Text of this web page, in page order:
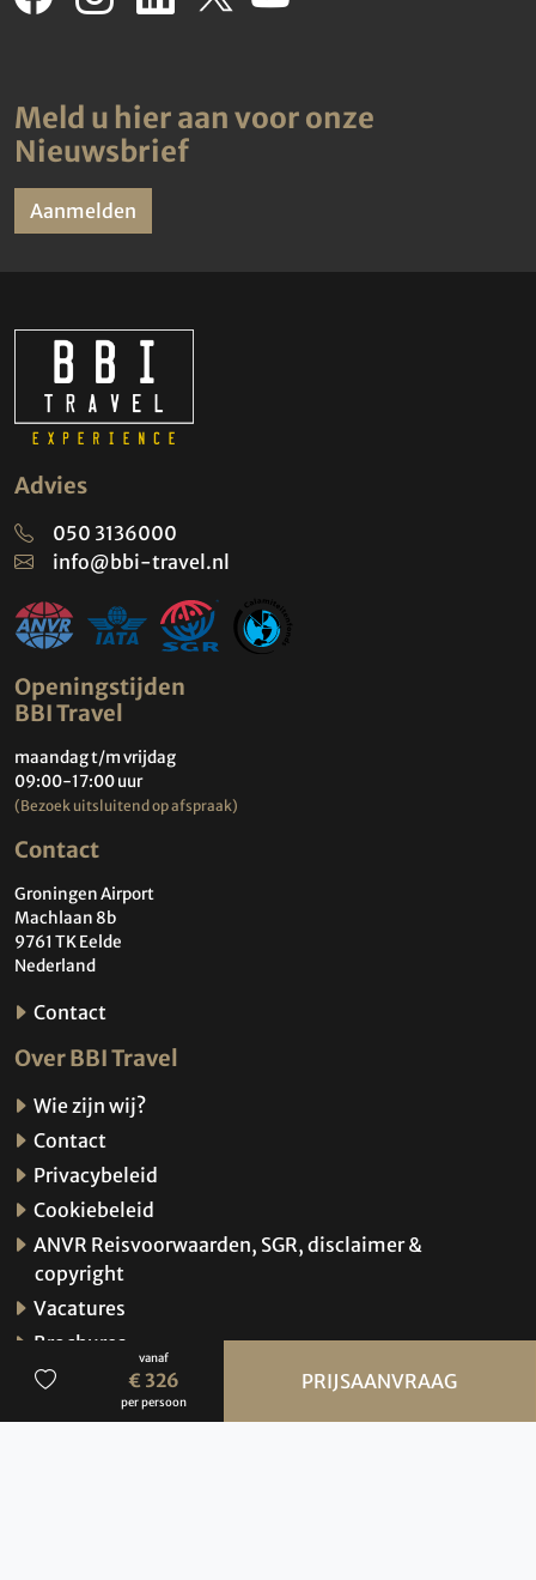
vanaf
€ 326
per persoon
PRIJSAANVRAAG
Meld u hier aan voor onze
Nieuwsbrief
Aanmelden
Advies
050 3136000
info@bbi-travel.nl
Openingstijden
BBI Travel
maandag t/m vrijdag
09:00-17:00 uur
(Bezoek uitsluitend op afspraak)
Contact
Groningen Airport
Machlaan 8b
9761 TK Eelde
Nederland
Contact
Over BBI Travel
Wie zijn wij?
Contact
Privacybeleid
Cookiebeleid
ANVR Reisvoorwaarden, SGR, disclaimer &
copyright
Vacatures
Brochures
Verzekeringen
Hoe werkt de website?